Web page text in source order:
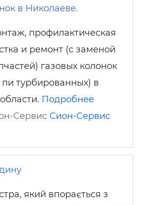
в Николаеве.
профилактическая
и ремонт (с заменой
газовых колонок
турбированных) в
Подробнее
Сервис Сион-Сервис
який впорається з